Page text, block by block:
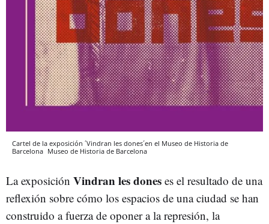
Cartel de la exposición ´Vindran les dones´en el Museo de Historia de
Barcelona Museo de Historia de Barcelona
La exposición Vindran les dones es el resultado de una
reflexión sobre cómo los espacios de una ciudad se han
construido a fuerza de oponer a la represión, la